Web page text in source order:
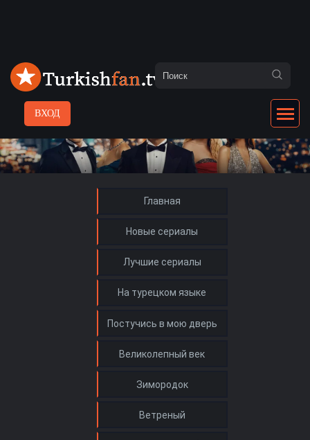
ВХОД
Главная
Новые сериалы
Лучшие сериалы
На турецком языке